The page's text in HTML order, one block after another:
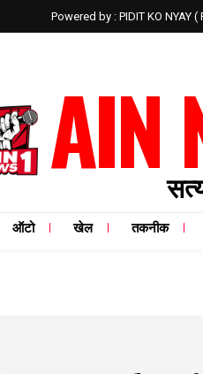
Powered by : PIDIT KO NYAY
AIN
ऑटो खेल तकनीक